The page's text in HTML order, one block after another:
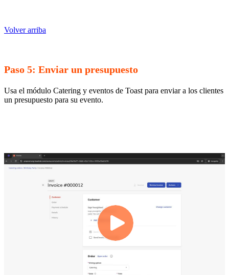
Volver arriba
Paso 5: Enviar un presupuesto
Usa el módulo Catering y eventos de Toast para enviar a los clientes
un presupuesto para su evento.